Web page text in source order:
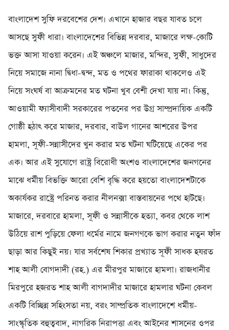
‎বাংলাদেশ সুফি দরবেশের দেশ। এখানে হাজার বছর যাবত চলে
আসছে সুফী ধারা। বাংলাদেশের বিভিন্ন দরবার, মাজারে লক্ষ-কোটি
ভক্ত আসা যাওয়া করেন। এই অঞ্চলে মাজার, মন্দির, সুফী, সাধুদের
নিয়ে সমাজে নানা দ্বিধা-দ্বন্দ, মত ও পথের ফারাকা থাকলেও এই
নিয়ে সংঘর্ষ বা আক্রমনের মত ঘটনা খুব বেশী দেখা যায় না। কিন্তু,
আওয়ামী ফ্যাসীবাদী সরকারের পতনের পর উগ্র সাম্প্রদায়িক একটি
গোষ্ঠী হঠাৎ করে মাজার, দরবার, বাউল গানের আশরের উপর
হামলা, সূফী-সন্নাসীদের খুন করার মত ঘটনা ঘটিয়েছে একের পর
এক। আর এই সুযোগে রাষ্ট্র বিরোধী অংশও বাংলাদেশের জনগনের
মাঝে ধর্মীয় বিভক্তি আরো বেশি বৃদ্ধি করে হয়তো বাংলাদেশটাকে
অকার্যকর রাষ্ট্রে পরিনত করার নীলনক্সা বাস্তবায়নের পথে হাটছে।
মাজারে, দরবারে হামলা, সূফী ও সন্নাসীকে হত্যা, কবর থেকে লাশ
উঠিয়ে রাশ পুড়িয়ে ফেলা ধর্মের নামে জনগণকে ভাগ করার নতুন ফাঁদ
ছাড়া আর কিছুই নয়। যার সর্বশেষ শিকার প্রখ্যাত সূফী সাধক হযরত
শাহ আলী বোগদাদী (রহ.) এর মীরপুর মাজারে হামলা। রাজধানীর
মিরপুরে হজরত শাহ আলী বাগদাদীর মাজারে হামলার ঘটনা কেবল
একটি বিচ্ছিন্ন সহিংসতা নয়, বরং সাম্প্রতিক বাংলাদেশে ধর্মীয়-
সাংস্কৃতিক বহুত্ববাদ, নাগরিক নিরাপত্তা এবং আইনের শাসনের ওপর